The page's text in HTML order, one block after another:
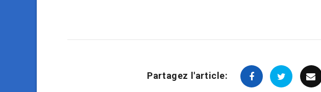
Partagez l'article: